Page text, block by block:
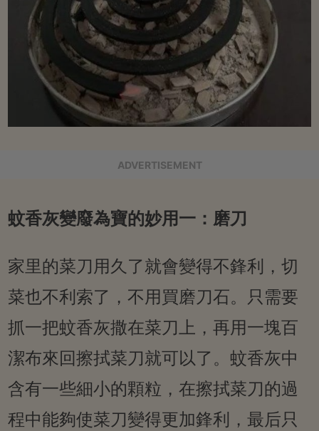
ADVERTISEMENT
蚊香灰變廢為寶的妙用一：磨刀
家里的菜刀用久了就會變得不鋒利，切
菜也不利索了，不用買磨刀石。只需要
抓一把蚊香灰撒在菜刀上，再用一塊百
潔布來回擦拭菜刀就可以了。蚊香灰中
含有一些細小的顆粒，在擦拭菜刀的過
程中能夠使菜刀變得更加鋒利，最后只